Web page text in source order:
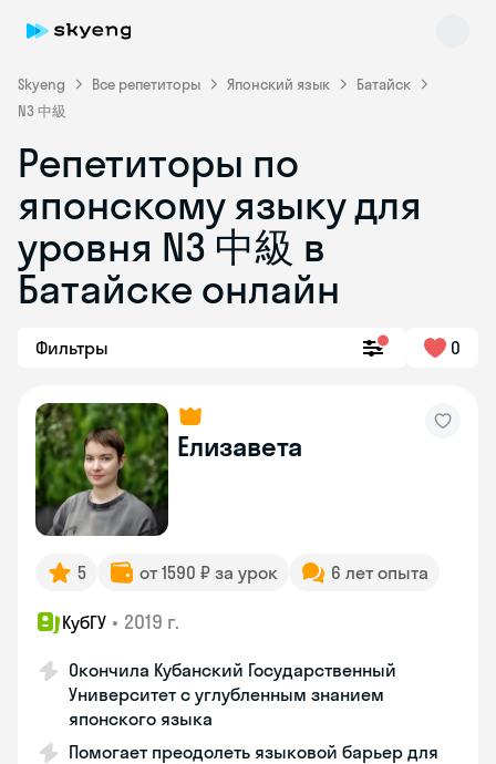
Skyeng Все репетиторы Японский язык
Батайск
N3 中級
Репетиторы по
японскому языку для
уровня N3 中級 в
Батайске онлайн
Фильтры 0
Елизавета
5 от 1590 ₽ за урок 6 лет опыта
КубГУ • 2019 г.
Окончила Кубанский Государственный
Университет с углубленным знанием
японского языка
Помогает преодолеть языковой барьер для
Skyeng Chat